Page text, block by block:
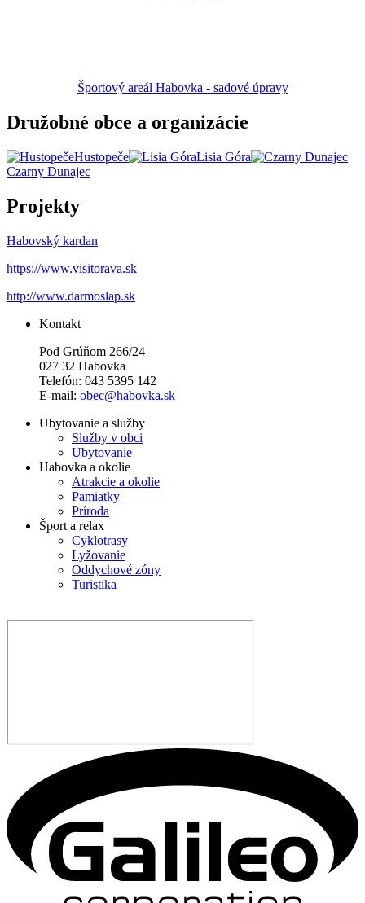
Športový areál Habovka - sadové úpravy
Družobné obce a organizácie
Hustopeče
Lisia Góra
Czarny Dunajec
Projekty
Habovský kardan
https://www.visitorava.sk
http://www.darmoslap.sk
Kontakt
Pod Grúňom 266/24
027 32 Habovka
Telefón: 043 5395 142
E-mail: obec@habovka.sk
Ubytovanie a služby
Služby v obci
Ubytovanie
Habovka a okolie
Atrakcie a okolie
Pamiatky
Príroda
Šport a relax
Cyklotrasy
Lyžovanie
Oddychové zóny
Turistika